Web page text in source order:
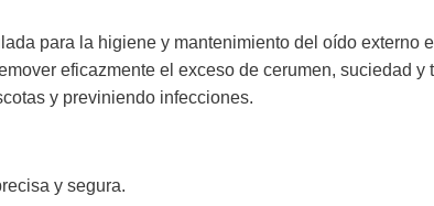
para la higiene y mantenimiento del oído externo
eficazmente el exceso de cerumen, suciedad y
y previniendo infecciones.
y segura.